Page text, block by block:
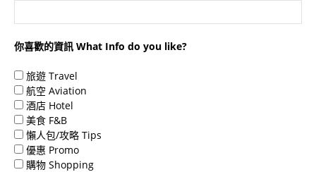
你喜歡的資訊 What Info do you like?
旅遊 Travel
航空 Aviation
酒店 Hotel
美食 F&B
懶人包/攻略 Tips
優惠 Promo
購物 Shopping